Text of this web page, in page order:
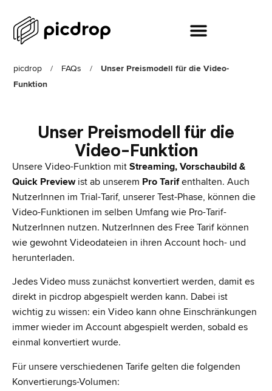
picdrop / FAQs /
Unser Preismodell für die Video-
Funktion
Unser Preismodell für die
Video-Funktion
Unsere Video-Funktion mit Streaming, Vorschaubild &
Quick Previewist ab unserem Pro Tarifenthalten. Auch
NutzerInnen im Trial-Tarif, unserer Test-Phase, können die
Video-Funktionen im selben Umfang wie Pro-Tarif-
NutzerInnen nutzen. NutzerInnen des Free Tarif können
wie gewohnt Videodateien in ihren Account hoch- und
herunterladen.
Jedes Video muss zunächst konvertiert werden, damit es
direkt in picdrop abgespielt werden kann. Dabei ist
wichtig zu wissen: ein Video kann ohne Einschränkungen
immer wieder im Account abgespielt werden, sobald es
einmal konvertiert wurde.
Für unsere verschiedenen Tarife gelten die folgenden
Konvertierungs-Volumen: